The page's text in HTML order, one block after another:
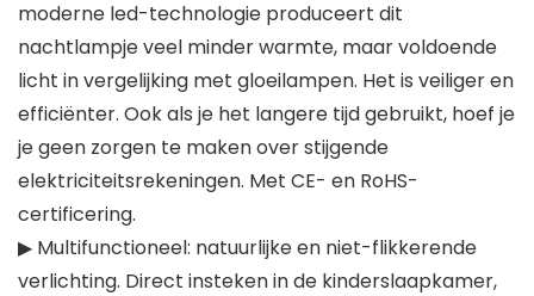
moderne led-technologie produceert dit
nachtlampje veel minder warmte, maar voldoende
licht in vergelijking met gloeilampen. Het is veiliger en
efficiënter. Ook als je het langere tijd gebruikt, hoef je
je geen zorgen te maken over stijgende
elektriciteitsrekeningen. Met CE- en RoHS-
certificering.
▶ Multifunctioneel: natuurlijke en niet-flikkerende
verlichting. Direct insteken in de kinderslaapkamer,